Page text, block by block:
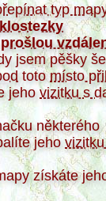
typ
jsem pěšky
totomísto
jehovizitku s
některého
jeho
získáte